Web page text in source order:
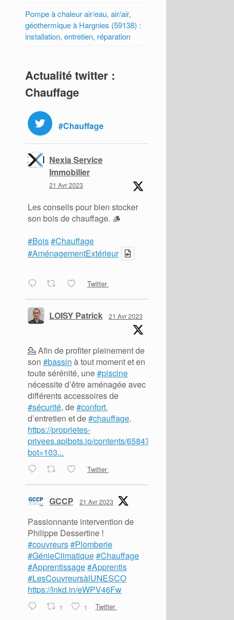
Pompe à chaleur air/eau, air/air,
géothermique à Hargnies (59138) :
installation, entretien, réparation
Actualité twitter :
Chauffage
#Chauffage
Nexia Service
Immobilier
21 Avr 2023
Les conseils pour bien stocker
son bois de chauffage. 🪵
#Bois#Chauffage
#AménagementExtérieur
Twitter
LOISY Patrick 21 Avr 2023
💁 Afin de profiter pleinement de
son#bassin à tout moment et en
toute sérénité, une#piscine
nécessite d’être aménagée avec
différents accessoires de
#sécurité, de#confort,
d’entretien et de#chauffage.
https://proprietes-
privees.apibots.io/contents/65847?
bot=103...
Twitter
GCCP 21 Avr 2023
Passionnante intervention de
Philippe Dessertine !
#couvreurs#Plomberie
#GénieClimatique#Chauffage
#Apprentissage#Apprentis
#LesCouvreursàlUNESCO
https://lnkd.in/eWPV46Fw
1 1 Twitter